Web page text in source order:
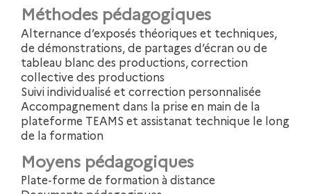
Méthodes pédagogiques
Alternance d’exposés théoriques et techniques,
de démonstrations, de partages d’écran ou de
tableau blanc des productions, correction
collective des productions
Suivi individualisé et correction personnalisée
Accompagnement dans la prise en main de la
plateforme TEAMS et assistanat technique le long
de la formation
Moyens pédagogiques
Plate-forme de formation à distance